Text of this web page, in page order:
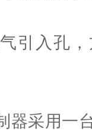
入孔，
采用一台